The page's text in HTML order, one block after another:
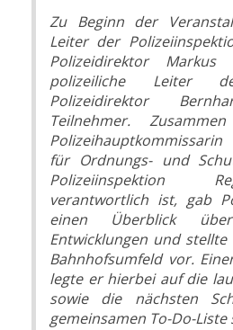
Zu Beginn der
Leiter der
Polizeidirektor
polizeiliche Leiter
Polizeidirektor
Teilnehmer.
für Ordnungs- und
Polizeiinspektion
verantwortlich ist, gab
einen Überblick
Entwicklungen und
Bahnhofsumfeld vor.
legte er hierbei auf die
sowie die nächsten
gemeinsamen To-Do-Liste